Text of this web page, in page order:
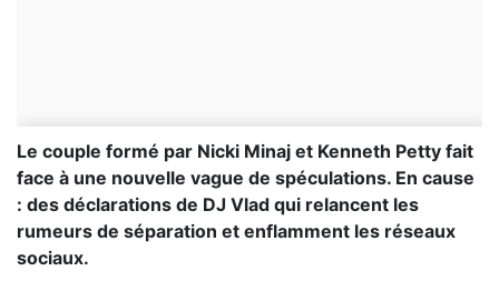
Le couple formé par Nicki Minaj et Kenneth Petty fait
face à une nouvelle vague de spéculations. En cause
: des déclarations de DJ Vlad qui relancent les
rumeurs de séparation et enflamment les réseaux
sociaux.